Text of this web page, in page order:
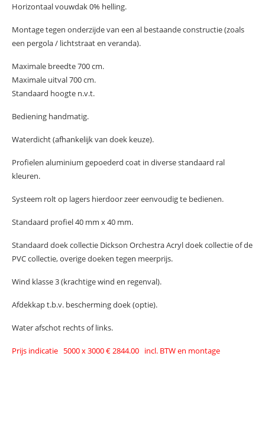
Horizontaal vouwdak 0% helling.
Montage tegen onderzijde van een al bestaande constructie (zoals
een pergola / lichtstraat en veranda).
Maximale breedte 700 cm.
Maximale uitval 700 cm.
Standaard hoogte n.v.t.
Bediening handmatig.
Waterdicht (afhankelijk van doek keuze).
Profielen aluminium gepoederd coat in diverse standaard ral
kleuren.
Systeem rolt op lagers hierdoor zeer eenvoudig te bedienen.
Standaard profiel 40 mm x 40 mm.
Standaard doek collectie Dickson Orchestra Acryl doek collectie of de
PVC collectie, overige doeken tegen meerprijs.
Wind klasse 3 (krachtige wind en regenval).
Afdekkap t.b.v. bescherming doek (optie).
Water afschot rechts of links.
Prijs indicatie 5000 x 3000 € 2844.00 incl. BTW en montage